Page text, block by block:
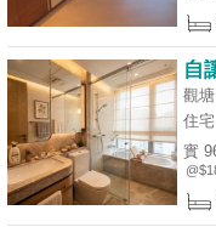
揭
地
產
博
客
地
自
觀
住宅
實